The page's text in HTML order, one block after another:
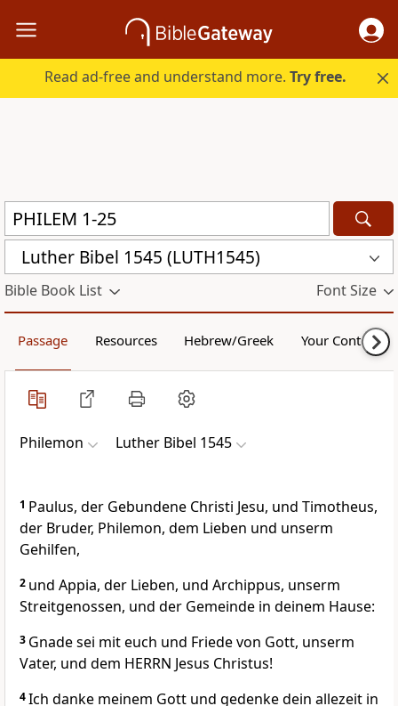
Read ad-free and understand more.Try free.
Luther Bibel 1545 (LUTH1545)
Bible Book List Font Size
Passage Resources Hebrew/Greek Your Content
Philemon Luther Bibel 1545
1 Paulus, der Gebundene Christi Jesu, und Timotheus,
der Bruder, Philemon, dem Lieben und unserm
Gehilfen,
2 und Appia, der Lieben, und Archippus, unserm
Streitgenossen, und der Gemeinde in deinem Hause:
3 Gnade sei mit euch und Friede von Gott, unserm
Vater, und dem HERRN Jesus Christus!
4Ich danke meinem Gott und gedenke dein allezeit in